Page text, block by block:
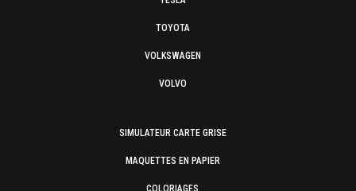
TOYOTA
VOLKSWAGEN
VOLVO
SIMULATEUR CARTE GRISE
MAQUETTES EN PAPIER
COLORIAGES